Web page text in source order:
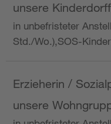
unsere
in unbefristeter
Std./Wo.),SOS-
Erzieherin /
unsere